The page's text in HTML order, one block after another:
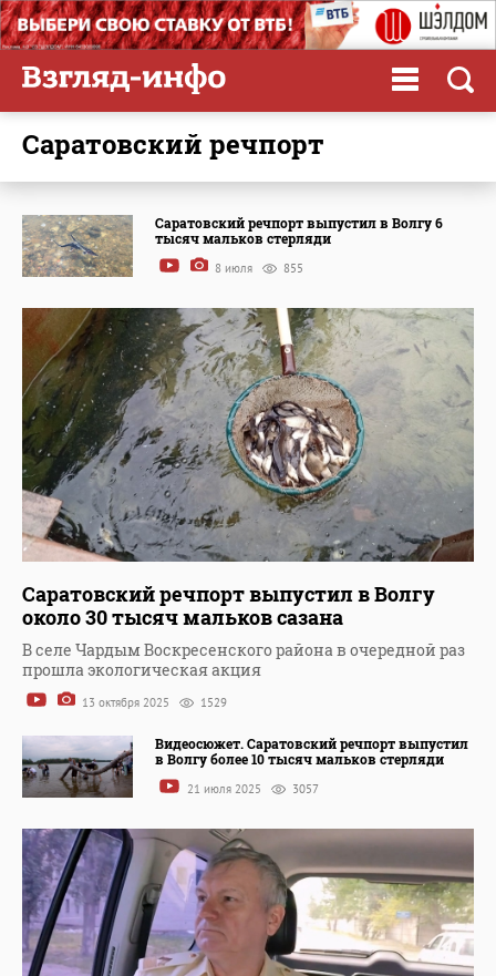
саратовский речпорт
Саратовский речпорт выпустил в Волгу 6
тысяч мальков стерляди
8 июля 855
Саратовский речпорт выпустил в Волгу
около 30 тысяч мальков сазана
В селе Чардым Воскресенского района в очередной раз
прошла экологическая акция
13 октября 2025 1529
Видеосюжет. Саратовский речпорт выпустил
в Волгу более 10 тысяч мальков стерляди
21 июля 2025 3057